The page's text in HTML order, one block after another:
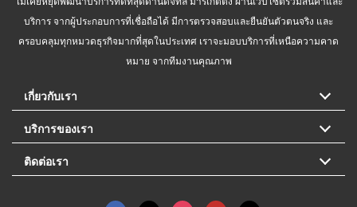
บริการ จากผู้ประกอบการที่เชื่อถือได้ มีการตรวจสอบและยืนยันตัวตนจริง และ
ครอบคลุมทุกหมวดธุรกิจมากที่สุดในประเทศ เราจะมอบบริการที่เหนือความคาด
หมาย จากทีมงานคุณภาพ
เกี่ยวกับเรา
บริการของเรา
ติดต่อเรา